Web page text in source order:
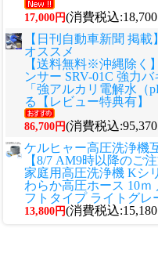
17,000円(消費税込
【日刊自動車新聞 掲
オススメ
【送料無料※沖縄除く
ンサー SRV-01C 強力
「強アルカリ電解水（
る【レビュー特典有】
86,700円(消費税込
ケルヒャー高圧洗浄機
【8/7 AM9時以降のご
家庭用高圧洗浄機 Kシ
わらか高圧ホース 10ｍ
フトタイプ ライトグレ
13,800円(消費税込